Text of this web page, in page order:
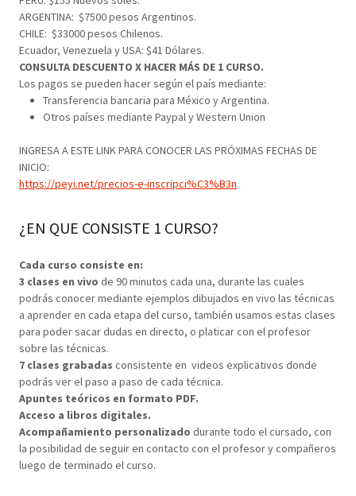
ARGENTINA: $7500 pesos Argentinos.
CHILE: $33000 pesos Chilenos.
Ecuador, Venezuela y USA: $41 Dólares.
CONSULTA DESCUENTO X HACER MÁS DE 1 CURSO.
Los pagos se pueden hacer según el país mediante:
Transferencia bancaria para México y Argentina.
Otros países mediante Paypal y Western Union
INGRESA A ESTE LINK PARA CONOCER LAS PRÓXIMAS FECHAS DE
INICIO:
https://peyi.net/precios-e-inscripci%C3%B3n
¿EN QUE CONSISTE 1 CURSO?
Cada curso consiste en:
3 clases en vivo de 90 minutos cada una, durante las cuales
podrás conocer mediante ejemplos dibujados en vivo las técnicas
a aprender en cada etapa del curso, también usamos estas clases
para poder sacar dudas en directo, o platicar con el profesor
sobre las técnicas.
7 clases grabadas consistente en videos explicativos donde
podrás ver el paso a paso de cada técnica.
Apuntes teóricos en formato PDF.
Acceso a libros digitales.
Acompañamiento personalizado durante todo el cursado, con
la posibilidad de seguir en contacto con el profesor y compañeros
luego de terminado el curso.